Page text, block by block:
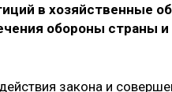
в хозяйственные
обороны страны и
закона и